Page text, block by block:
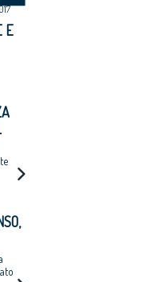
E
si